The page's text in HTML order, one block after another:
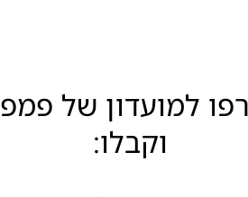
וקבלו: